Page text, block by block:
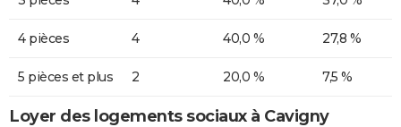
4 pièces 4 40,0 % 27,8 %
5 pièces et plus 2 20,0 % 7,5 %
Loyer des logements sociaux à Cavigny